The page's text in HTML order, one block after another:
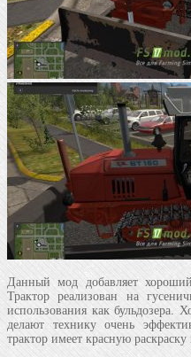
Данный мод добавляет
Трактор реализован на
использования как
делают технику очень
трактор имеет красную